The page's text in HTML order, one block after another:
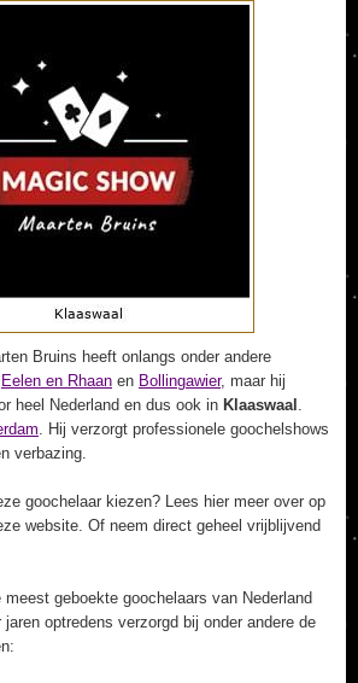
Bruins heeft onlangs onder andere
Eelen en Rhaan en Bollingawier, maar hij
heel Nederland en dus ook in Klaaswaal .
. Hij verzorgt professionele goochelshows
verbazing.
goochelaar kiezen? Lees hier meer over op
website. Of neem direct geheel vrijblijvend
geboekte goochelaars van Nederland
optredens verzorgd bij onder andere de